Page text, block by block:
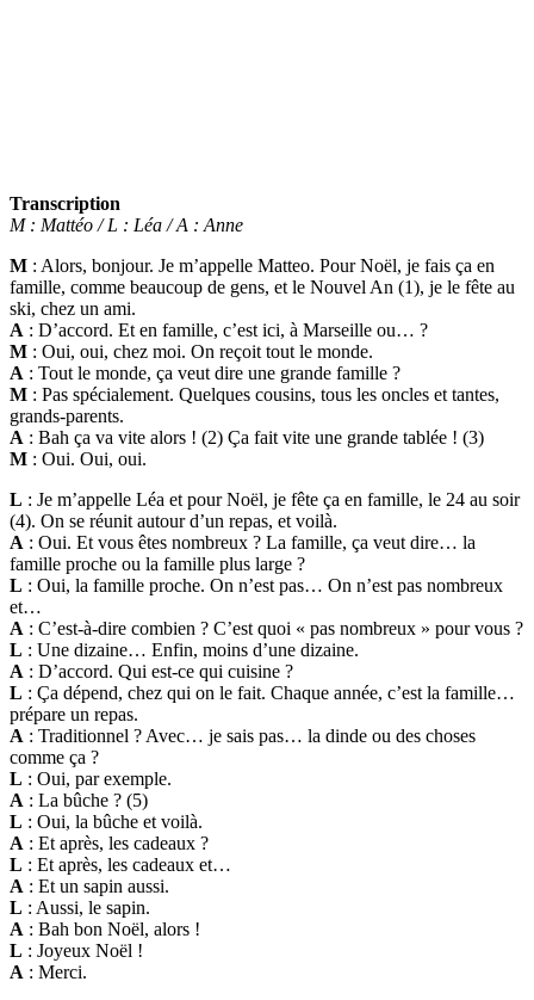
Transcription
M : Mattéo / L : Léa / A : Anne
M : Alors, bonjour. Je m’appelle Matteo. Pour Noël, je fais ça en
famille, comme beaucoup de gens, et le Nouvel An (1), je le fête au
ski, chez un ami.
A : D’accord. Et en famille, c’est ici, à Marseille ou… ?
M : Oui, oui, chez moi. On reçoit tout le monde.
A : Tout le monde, ça veut dire une grande famille ?
M : Pas spécialement. Quelques cousins, tous les oncles et tantes,
grands-parents.
A : Bah ça va vite alors ! (2) Ça fait vite une grande tablée ! (3)
M : Oui. Oui, oui.
L : Je m’appelle Léa et pour Noël, je fête ça en famille, le 24 au soir
(4). On se réunit autour d’un repas, et voilà.
A : Oui. Et vous êtes nombreux ? La famille, ça veut dire… la
famille proche ou la famille plus large ?
L : Oui, la famille proche. On n’est pas… On n’est pas nombreux
et…
A : C’est-à-dire combien ? C’est quoi « pas nombreux » pour vous ?
L : Une dizaine… Enfin, moins d’une dizaine.
A : D’accord. Qui est-ce qui cuisine ?
L : Ça dépend, chez qui on le fait. Chaque année, c’est la famille…
prépare un repas.
A : Traditionnel ? Avec… je sais pas… la dinde ou des choses
comme ça ?
L : Oui, par exemple.
A : La bûche ? (5)
L : Oui, la bûche et voilà.
A : Et après, les cadeaux ?
L : Et après, les cadeaux et…
A : Et un sapin aussi.
L : Aussi, le sapin.
A : Bah bon Noël, alors !
L : Joyeux Noël !
A : Merci.